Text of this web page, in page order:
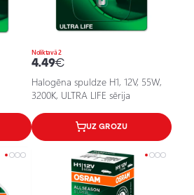
Noliktavā 2
4.49€
Halogēna spuldze H1, 12V, 55W,
3200K, ULTRA LIFE sērija
UZ GROZU